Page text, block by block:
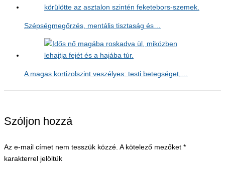
Szépségmegőrzés, mentális tisztaság és…
A magas kortizolszint veszélyes: testi betegséget,…
Szóljon hozzá
Az e-mail címet nem tesszük közzé. A kötelező mezőket *
karakterrel jelöltük